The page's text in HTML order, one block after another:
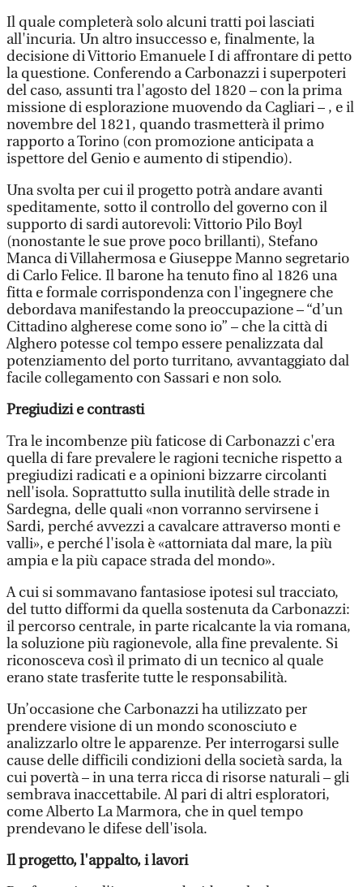
Il quale completerà solo alcuni tratti poi lasciati
all'incuria. Un altro insuccesso e, finalmente, la
decisione di Vittorio Emanuele I di affrontare di petto
la questione. Conferendo a Carbonazzi i superpoteri
del caso, assunti tra l'agosto del 1820 – con la prima
missione di esplorazione muovendo da Cagliari – , e il
novembre del 1821, quando trasmetterà il primo
rapporto a Torino (con promozione anticipata a
ispettore del Genio e aumento di stipendio).
Una svolta per cui il progetto potrà andare avanti
speditamente, sotto il controllo del governo con il
supporto di sardi autorevoli: Vittorio Pilo Boyl
(nonostante le sue prove poco brillanti), Stefano
Manca di Villahermosa e Giuseppe Manno segretario
di Carlo Felice. Il barone ha tenuto fino al 1826 una
fitta e formale corrispondenza con l'ingegnere che
debordava manifestando la preoccupazione – “d’un
Cittadino algherese come sono io” – che la città di
Alghero potesse col tempo essere penalizzata dal
potenziamento del porto turritano, avvantaggiato dal
facile collegamento con Sassari e non solo.
Pregiudizi e contrasti
Tra le incombenze più faticose di Carbonazzi c'era
quella di fare prevalere le ragioni tecniche rispetto a
pregiudizi radicati e a opinioni bizzarre circolanti
nell'isola. Soprattutto sulla inutilità delle strade in
Sardegna, delle quali «non vorranno servirsene i
Sardi, perché avvezzi a cavalcare attraverso monti e
valli», e perché l'isola è «attorniata dal mare, la più
ampia e la più capace strada del mondo».
A cui si sommavano fantasiose ipotesi sul tracciato,
del tutto difformi da quella sostenuta da Carbonazzi:
il percorso centrale, in parte ricalcante la via romana,
la soluzione più ragionevole, alla fine prevalente. Si
riconosceva così il primato di un tecnico al quale
erano state trasferite tutte le responsabilità.
Un’occasione che Carbonazzi ha utilizzato per
prendere visione di un mondo sconosciuto e
analizzarlo oltre le apparenze. Per interrogarsi sulle
cause delle difficili condizioni della società sarda, la
cui povertà – in una terra ricca di risorse naturali – gli
sembrava inaccettabile. Al pari di altri esploratori,
come Alberto La Marmora, che in quel tempo
prendevano le difese dell'isola.
Il progetto, l'appalto, i lavori